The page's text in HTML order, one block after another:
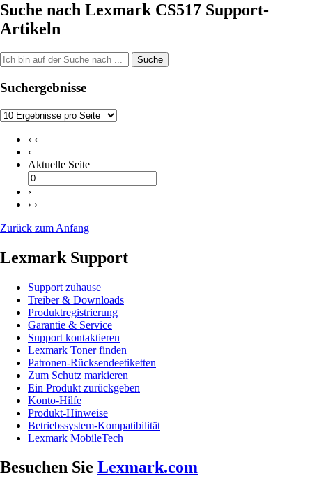
Suche nach Lexmark CS517 Support-
Artikeln
Suche
Suchergebnisse
‹ ‹
‹
Aktuelle Seite
›
› ›
Zurück zum Anfang
Lexmark Support
Support zuhause
Treiber & Downloads
Produktregistrierung
Garantie & Service
Support kontaktieren
Lexmark Toner finden
Patronen-Rücksendeetiketten
Zum Schutz markieren
Ein Produkt zurückgeben
Konto-Hilfe
Produkt-Hinweise
Betriebssystem-Kompatibilität
Lexmark MobileTech
Besuchen Sie Lexmark.com